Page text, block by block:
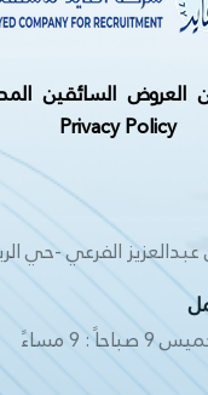
العروض السائقين
Privacy Policy
الفرعي -حي
: 9 مساءً